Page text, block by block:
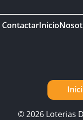
ContactarInicio
© 2026 Loterias